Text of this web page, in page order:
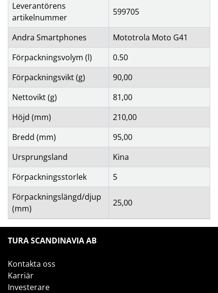
Leverantörens
artikelnummer
599705
Andra Smartphones
Mototrola Moto G41
Förpackningsvolym (l)
0.50
Förpackningsvikt (g)
90,00
Nettovikt (g)
81,00
Höjd (mm)
210,00
Bredd (mm)
95,00
Ursprungsland
Kina
Förpackningsstorlek
5
Förpackningslängd/djup
(mm)
25,00
TURA SCANDINAVIA AB
Kontakta oss
Karriär
Investerare